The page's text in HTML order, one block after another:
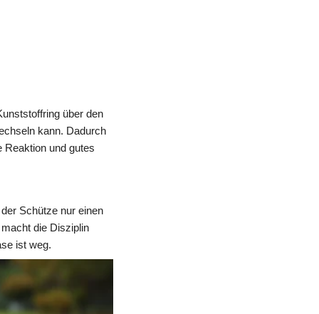
über den
kann. Dadurch
Reaktion und gutes
Schütze nur einen
die Disziplin
ist weg.